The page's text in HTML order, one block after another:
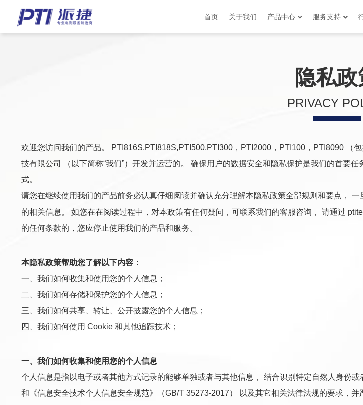
首页 关于我们 产品中心 服务支持
隐私
PRIVACY
欢迎您访问我们的产品。 PTI816S,PTI818S,PTI500,PTI300，PTI2000，PTI100，PTI8090 （
技有限公司 （以下简称“我们”）开发并运营的。 确保用户的数据安全和隐私保护是我们的首要
式。
请您在继续使用我们的产品前务必认真仔细阅读并确认充分理解本隐私政策全部规则和要点，
的相关信息。 如您在在阅读过程中，对本政策有任何疑问，可联系我们的客服咨询， 请通过
的任何条款的，您应停止使用我们的产品和服务。
本隐私政策帮助您了解以下内容：
一、我们如何收集和使用您的个人信息；
二、我们如何存储和保护您的个人信息；
三、我们如何共享、转让、公开披露您的个人信息；
四、我们如何使用 Cookie 和其他追踪技术；
一、我们如何收集和使用您的个人信息
个人信息是指以电子或者其他方式记录的能够单独或者与其他信息， 结合识别特定自然人身份
和《信息安全技术个人信息安全规范》（GB/T 35273-2017） 以及其它相关法律法规的要求，